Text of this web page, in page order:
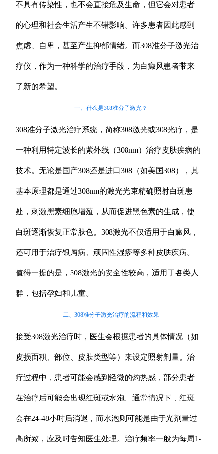
不具有传染性，也不会直接危及生命，但它会对患者
的心理和社会生活产生不错影响。许多患者因此感到
焦虑、自卑，甚至产生抑郁情绪。而308准分子激光治
疗仪，作为一种科学的治疗手段，为白癜风患者带来
了新的希望。
一、什么是308准分子激光？
308准分子激光治疗系统，简称308激光或308光疗，是
一种利用特定波长的紫外线（308nm）治疗皮肤疾病的
技术。无论是国产308还是进口308（如美国308），其
基本原理都是通过308nm的激光光束精确照射白斑患
处，刺激黑素细胞增殖，从而促进黑色素的生成，使
白斑逐渐恢复正常肤色。308激光不仅适用于白癜风，
还可用于治疗银屑病、顽固性湿疹等多种皮肤疾病。
值得一提的是，308激光的安全性较高，适用于各类人
群，包括孕妇和儿童。
二、308准分子激光治疗的流程和效果
接受308激光治疗时，医生会根据患者的具体情况（如
皮损面积、部位、皮肤类型等）来设定照射剂量。治
疗过程中，患者可能会感到轻微的灼热感，部分患者
在治疗后可能会出现红斑或水泡。通常情况下，红斑
会在24-48小时后消退，而水泡则可能是由于光剂量过
高所致，应及时告知医生处理。治疗频率一般为每周1-